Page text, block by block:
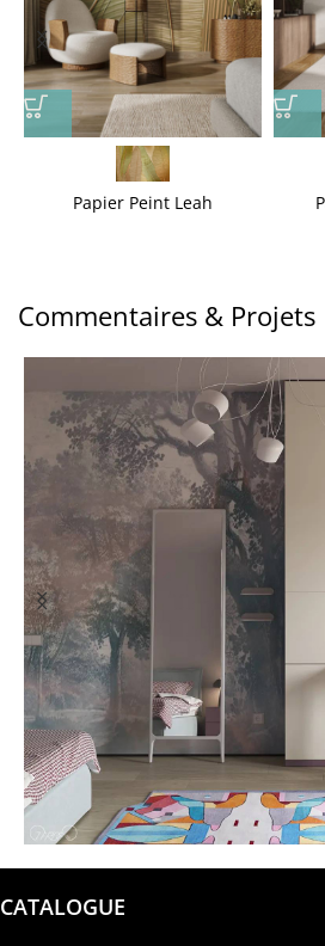
Papier Peint Leah
Commentaires & Projets
@garba.design
CATALOGUE